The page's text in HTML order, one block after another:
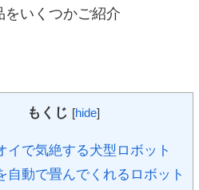
をいくつかご紹介
もくじ [hide]
イで気絶する犬型ロボット
自動で畳んでくれるロボット